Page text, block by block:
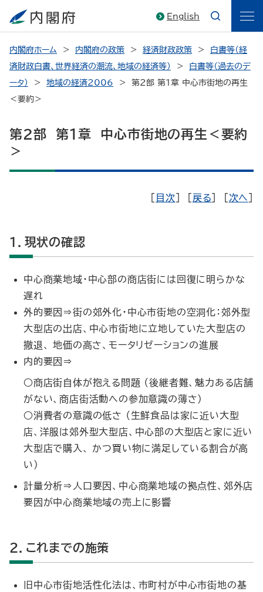
English
内閣府ホーム 内閣府の政策 経済財政政策
白書等（経
済財政白書、世界経済の潮流、地域の経済等）
白書等（過去のデ
ータ）
地域の経済2006
第２部 第１章 中心市街地の再生
＜要約＞
第２部 第１章 中心市街地の再生＜要約
＞
目次 戻る 次へ
１．現状の確認
中心商業地域・中心部の商店街には回復に明らかな
遅れ
外的要因⇒街の郊外化・中心市街地の空洞化：郊外型
大型店の出店、中心市街地に立地していた大型店の
撤退、 地価の高さ、モータリゼーションの進展
内的要因⇒
○商店街自体が抱える問題 （後継者難、魅力ある店舗
がない、商店街活動への参加意識の薄さ）
○消費者の意識の低さ （生鮮食品は家に近い大型
店、洋服は郊外型大型店、中心部の大型店と家に近い
大型店で購入、 かつ買い物に満足している割合が高
い）
計量分析⇒人口要因、中心商業地域の拠点性、郊外店
要因が中心商業地域の売上に影響
２．これまでの施策
旧中心市街地活性化法は、市町村が中心市街地の基